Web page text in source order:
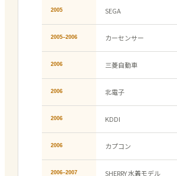
2005 SEGA
2005–2006 カーセンサー
2006 三菱自動車
2006 北電子
2006 KDDI
2006 カプコン
2006–2007 SHERRY 水着モデル